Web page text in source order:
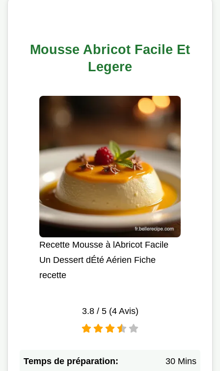
Mousse Abricot Facile Et
Legere
Recette Mousse à lAbricot Facile
Un Dessert dÉté Aérien Fiche
recette
3.8/ 5 (4Avis)
Temps de préparation: 30 Mins